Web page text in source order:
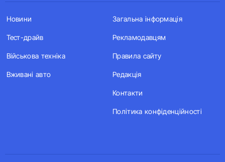
Новини
Тест-драйв
Військова техніка
Вживані авто
Загальна інформація
Рекламодавцям
Правила сайту
Редакція
Контакти
Політика конфіденційності